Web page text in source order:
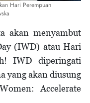
Hari Perempuan
akan menyambut
(IWD) atau Hari
IWD diperingati
yang akan diusung
Accelerate